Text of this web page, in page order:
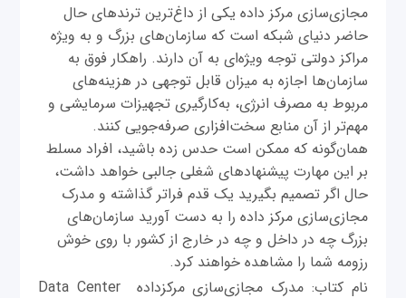
مجازی‌سازی مرکز داده یکی از داغ‌ترین ترندهای حال
حاضر دنیای شبکه است که سازمان‌های بزرگ و به ویژه
مراکز دولتی توجه ویژه‌ای به آن دارند. راهکار فوق به
سازمان‌ها اجازه به میزان قابل توجهی در هزینه‌های
مربوط به مصرف انرژی، به‌کارگیری تجهیزات سرمایشی و
مهم‌تر از آن منابع سخت‌افزاری صرفه‌جویی کنند.
همان‌گونه که ممکن است حدس زده باشید، افراد مسلط
بر این مهارت پیشنهادهای شغلی جالبی خواهد داشت،
حال اگر تصمیم بگیرید یک قدم فراتر گذاشته و مدرک
مجازی‌سازی مرکز داده را به دست آورید سازمان‌های
بزرگ چه در داخل و چه در خارج از کشور با روی خوش
رزومه شما را مشاهده خواهند کرد.
نام کتاب: مدرک مجازی‌سازی مرکزداده Data Center